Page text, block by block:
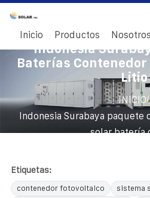
Inicio Productos Nosotros
Indonesia
Baterías
Litio
INICIO/
Indonesia Surabaya
solar batería
Etiquetas:
contenedor fotovoltaico
sistema